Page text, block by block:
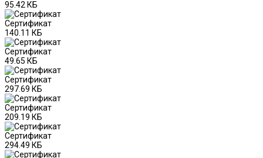
95.42 КБ
Сертификат
140.11 КБ
Сертификат
49.65 КБ
Сертификат
297.69 КБ
Сертификат
209.19 КБ
Сертификат
294.49 КБ